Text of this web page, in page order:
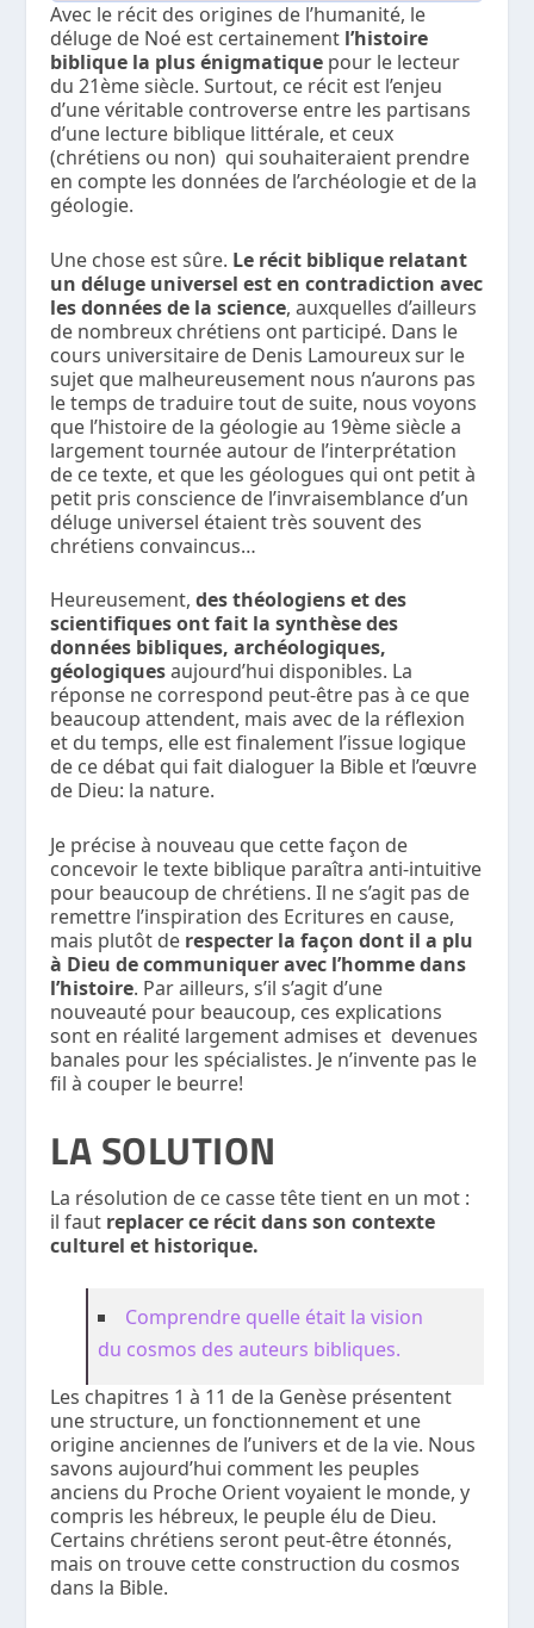
Avec le récit des origines de l’humanité, le
déluge de Noé est certainement l’histoire
biblique la plus énigmatique pour le lecteur
du 21ème siècle. Surtout, ce récit est l’enjeu
d’une véritable controverse entre les partisans
d’une lecture biblique littérale, et ceux
(chrétiens ou non) qui souhaiteraient prendre
en compte les données de l’archéologie et de la
géologie.
Une chose est sûre. Le récit biblique relatant
un déluge universel est en contradiction avec
les données de la science, auxquelles d’ailleurs
de nombreux chrétiens ont participé. Dans le
cours universitaire de Denis Lamoureux sur le
sujet que malheureusement nous n’aurons pas
le temps de traduire tout de suite, nous voyons
que l’histoire de la géologie au 19ème siècle a
largement tournée autour de l’interprétation
de ce texte, et que les géologues qui ont petit à
petit pris conscience de l’invraisemblance d’un
déluge universel étaient très souvent des
chrétiens convaincus…
Heureusement,des théologiens et des
scientifiques ont fait la synthèse des
données bibliques, archéologiques,
géologiquesaujourd’hui disponibles. La
réponse ne correspond peut-être pas à ce que
beaucoup attendent, mais avec de la réflexion
et du temps, elle est finalement l’issue logique
de ce débat qui fait dialoguer la Bible et l’œuvre
de Dieu: la nature.
Je précise à nouveau que cette façon de
concevoir le texte biblique paraîtra anti-intuitive
pour beaucoup de chrétiens. Il ne s’agit pas de
remettre l’inspiration des Ecritures en cause,
mais plutôt de respecter la façon dont il a plu
à Dieu de communiquer avec l’homme dans
l’histoire. Par ailleurs, s’il s’agit d’une
nouveauté pour beaucoup, ces explications
sont en réalité largement admises et devenues
banales pour les spécialistes. Je n’invente pas le
fil à couper le beurre!
LA SOLUTION
La résolution de ce casse tête tient en un mot :
il faut replacer ce récit dans son contexte
culturel et historique.
Comprendre quelle était la vision
du cosmos des auteurs bibliques.
Les chapitres 1 à 11 de la Genèse présentent
une structure, un fonctionnement et une
origine anciennes de l’univers et de la vie. Nous
savons aujourd’hui comment les peuples
anciens du Proche Orient voyaient le monde, y
compris les hébreux, le peuple élu de Dieu.
Certains chrétiens seront peut-être étonnés,
mais on trouve cette construction du cosmos
dans la Bible.